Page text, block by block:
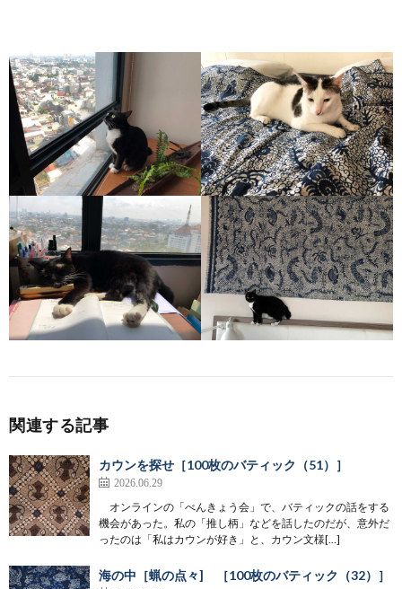
関連する記事
カウンを探せ［100枚のバティック（51）］
2026.06.29
オンラインの「べんきょう会」で、バティックの話をする
機会があった。私の「推し柄」などを話したのだが、意外だ
ったのは「私はカウンが好き」と、カウン文様[…]
海の中［蝋の点々] ［100枚のバティック（32）］